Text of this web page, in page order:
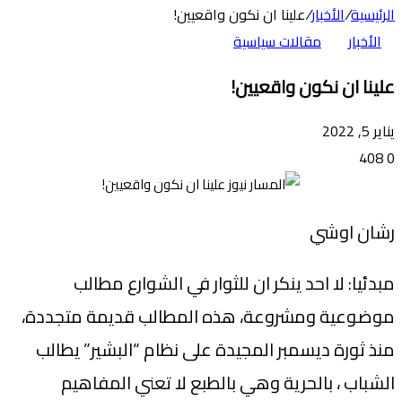
الرئيسية/الأخبار/علينا ان نكون واقعيين!
الأخبار
مقالات سياسية
علينا ان نكون واقعيين!
يناير 5, 2022
0
رشان اوشي
مبدئيا: لا احد ينكر ان للثوار في الشوارع مطالب
موضوعية ومشروعة، هذه المطالب قديمة متجددة،
منذ ثورة ديسمبر المجيدة على نظام “البشير” يطالب
الشباب ، بالحرية وهي بالطبع لا تعني المفاهيم